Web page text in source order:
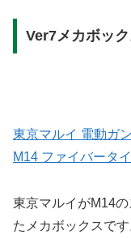
Ver7メカボッ
東京マルイ 電動ガ
M14 ファイバータ
東京マルイがM14
たメカボックスです